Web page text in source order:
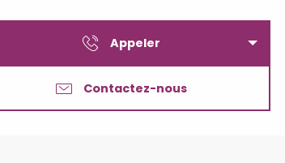
Appeler
Contactez-nous